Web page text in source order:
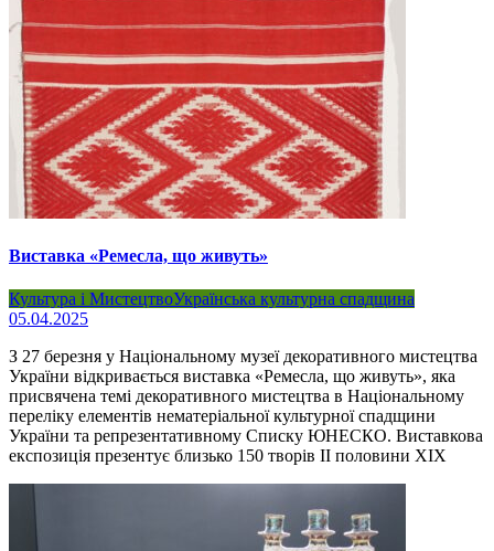
Виставка «Ремесла, що живуть»
Культура і МистецтвоУкраїнська культурна спадщина
05.04.2025
З 27 березня у Національному музеї декоративного мистецтва
України відкривається виставка «Ремесла, що живуть», яка
присвячена темі декоративного мистецтва в Національному
переліку елементів нематеріальної культурної спадщини
України та репрезентативному Списку ЮНЕСКО. Виставкова
експозиція презентує близько 150 творів ІІ половини ХІХ